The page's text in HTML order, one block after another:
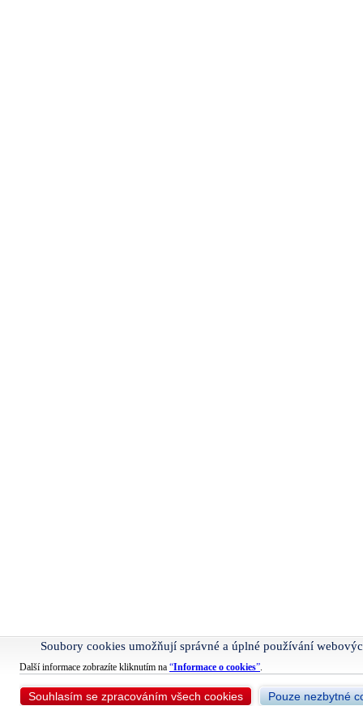
Soubory cookies umožňují správné a úplné používání
Další informace zobrazíte kliknutím na “Informace o cookies”.
Souhlasím se zpracováním všech cookies Pouze nezbytné